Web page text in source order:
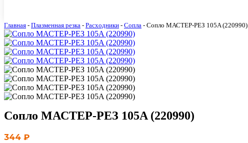
Главная - Плазменная резка - Расходники - Сопла - Сопло МАСТЕР-РЕЗ 105A (220990)
Сопло МАСТЕР-РЕЗ 105A (220990)
344 ₽